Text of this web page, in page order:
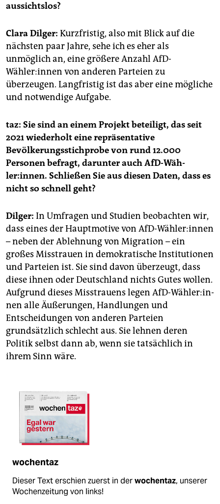
aus­sichtslos?
Clara Dilger: Kurzfristig, also mit Blick auf die
nächsten paar Jahre, sehe ich es eher als
unmöglich an, eine größere Anzahl AfD-
Wähler:innen von anderen Parteien zu
überzeugen. Langfristig ist das aber eine mögliche
und notwendige Aufgabe.
taz: Sie sind an einem Projekt beteiligt, das seit
2021 wiederholt eine repräsentative
Bevölkerungsstichprobe von rund 12.000
Personen befragt, darunter auch AfD-Wäh­
ler:innen. Schließen Sie aus diesen Daten, dass es
nicht so schnell geht?
Dilger: In Umfragen und Studien beobachten wir,
dass eines der Hauptmotive von AfD-Wäh­ler:innen
– neben der Ablehnung von Migration – ein
großes Misstrauen in demokratische Institutionen
und Parteien ist. Sie sind davon überzeugt, dass
diese ihnen oder Deutschland nichts Gutes wollen.
Aufgrund dieses Misstrauens legen AfD-Wäh­ler:in­
nen alle ­Äußerungen, Handlungen und
Entscheidungen von anderen Parteien
grundsätzlich schlecht aus. Sie lehnen deren
Politik selbst dann ab, wenn sie tatsächlich in
ihrem Sinn wäre.
wochentaz
Dieser Text erschien zuerst in derwochentaz, unserer
Wochenzeitung von links!